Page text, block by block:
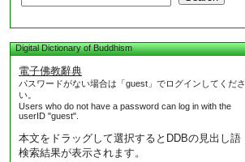
Digital Dictionary of Buddhism
電子佛教辭典
パスワードがない場合は「guest」でログインしてくださ
い。
Users who do not have a password can log in with the
userID "guest".
本文をドラッグして選択するとDDBの見出し語
検索結果が表示されます。